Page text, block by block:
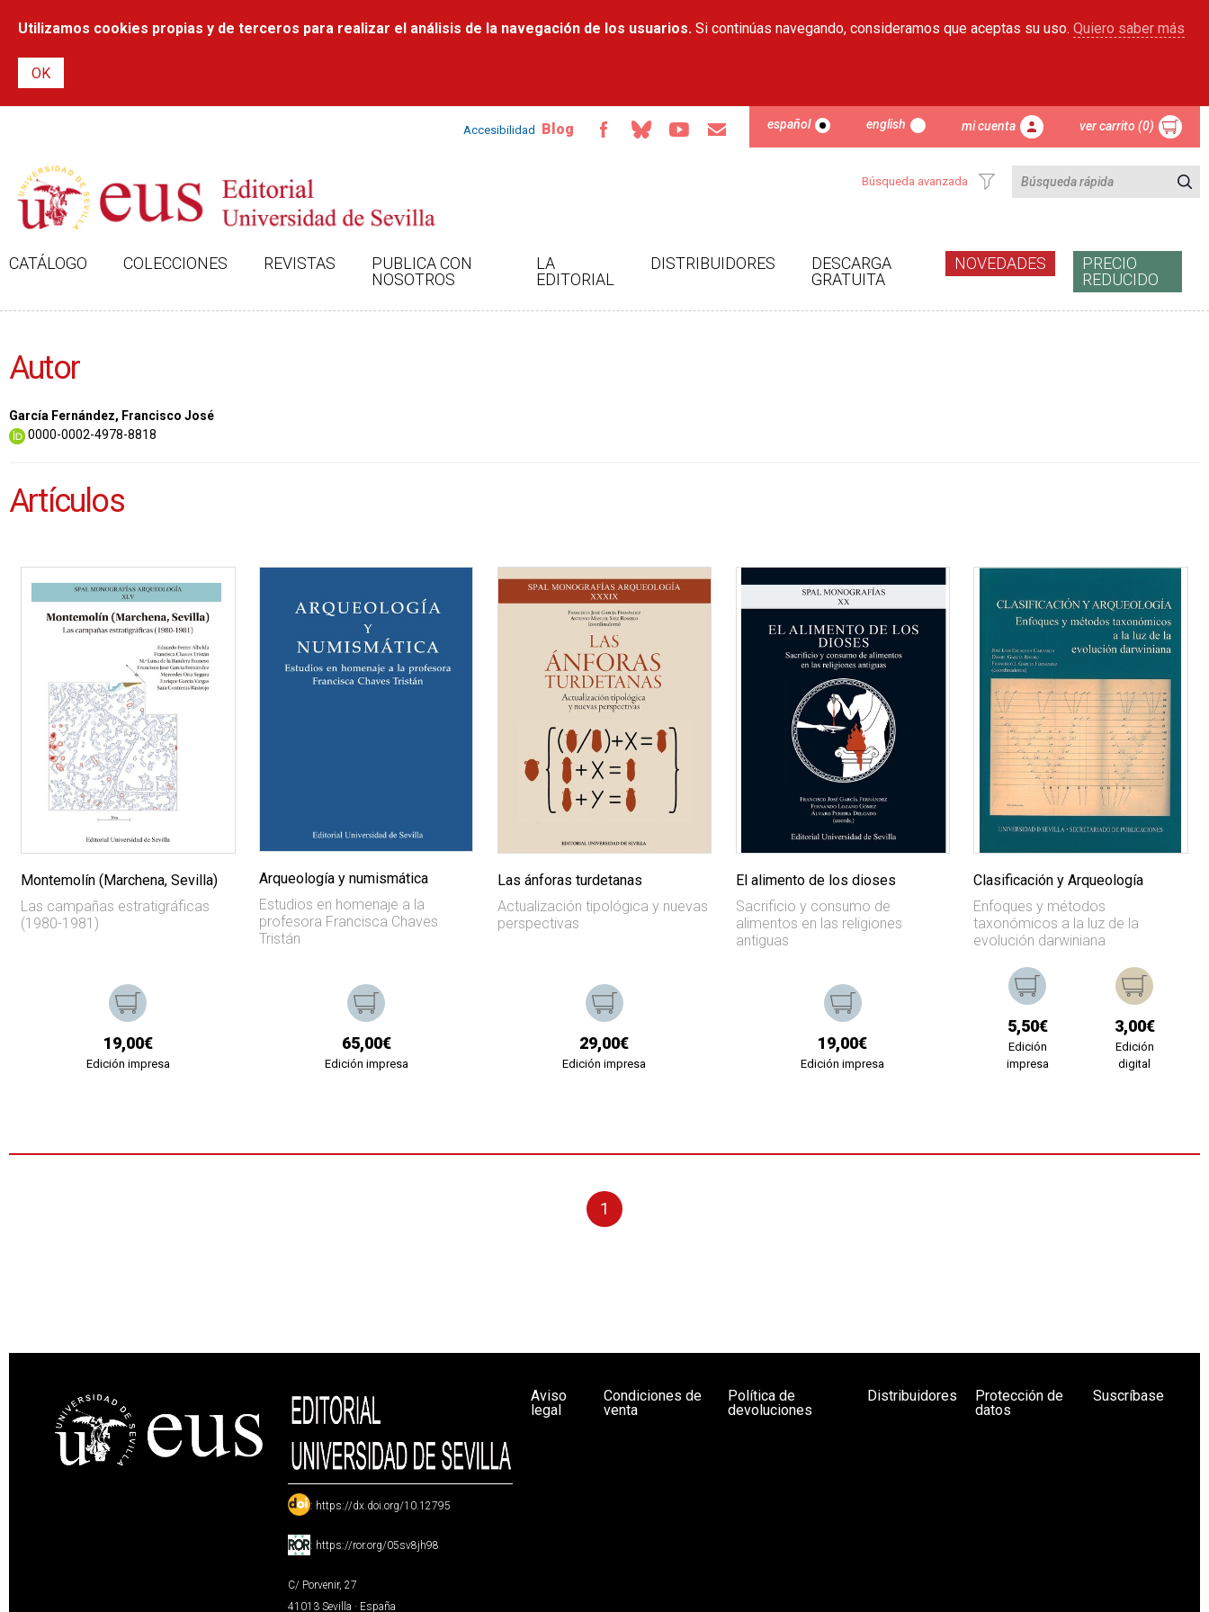
contenido
Utilizamos cookies propias y de terceros para realizar el análisis de la navegación de los usuarios. Si continúas navegando, consideramos que aceptas su uso. Quiero saber más
Accesibilidad Blog español english mi cuenta ver carrito (0)
Búsqueda avanzada
CATÁLOGO COLECCIONES REVISTAS
PUBLICA CON
NOSOTROS
LA
EDITORIAL
DISTRIBUIDORES
DESCARGA
GRATUITA
NOVEDADES
PRECIO
REDUCIDO
Autor
García Fernández, Francisco José
0000-0002-4978-8818
Artículos
Montemolín (Marchena, Sevilla)
Las campañas estratigráficas
(1980-1981)
19,00€
Edición impresa
Arqueología y numismática
Estudios en homenaje a la
profesora Francisca Chaves
Tristán
65,00€
Edición impresa
Las ánforas turdetanas
Actualización tipológica y nuevas
perspectivas
29,00€
Edición impresa
El alimento de los dioses
Sacrificio y consumo de
alimentos en las religiones
antiguas
19,00€
Edición impresa
Clasificación y Arqueología
Enfoques y métodos
taxonómicos a la luz de la
evolución darwiniana
5,50€
Edición
impresa
3,00€
Edición
digital
1
: https://dx.doi.org/10.12795
: https://ror.org/05sv8jh98
C/ Porvenir, 27
41013 Sevilla · España
Aviso
legal
Condiciones de
venta
Política de
devoluciones
Distribuidores
Protección de
datos
Suscríbase